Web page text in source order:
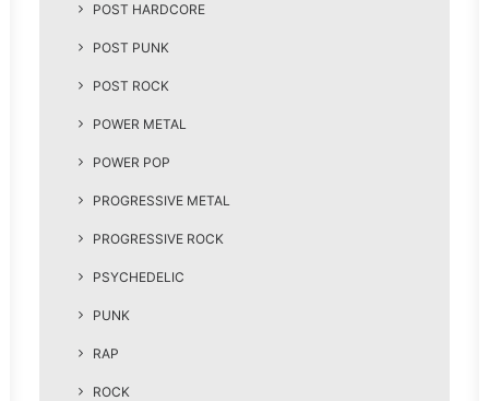
POST HARDCORE
POST PUNK
POST ROCK
POWER METAL
POWER POP
PROGRESSIVE METAL
PROGRESSIVE ROCK
PSYCHEDELIC
PUNK
RAP
ROCK